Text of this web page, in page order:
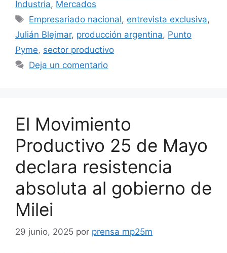
Industria, Mercados
Empresariado nacional, entrevista exclusiva,
Julián Blejmar, producción argentina, Punto
Pyme, sector productivo
Deja un comentario
El Movimiento
Productivo 25 de Mayo
declara resistencia
absoluta al gobierno de
Milei
29 junio, 2025 por prensa mp25m